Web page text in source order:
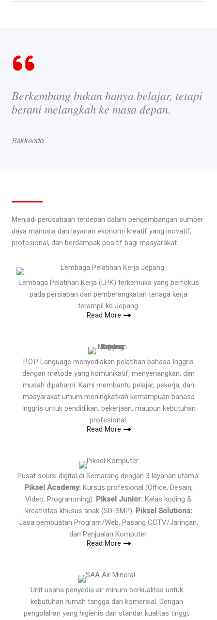
Berkembang bukan hanya belajar, tetapi
berani melangkah ke masa depan.
Rakkendo
Menjadi perusahaan terdepan dalam pengembangan sumber
daya manusia dan layanan ekonomi kreatif yang inovatif,
profesional, dan berdampak positif bagi masyarakat.
Lembaga Pelatihan Kerja (LPK) terkemuka yang berfokus
pada persiapan dan pemberangkatan tenaga kerja
terampil ke Jepang.
Read More
P.O.P Language menyediakan pelatihan bahasa Inggris
dengan metode yang komunikatif, menyenangkan, dan
mudah dipahami. Kami membantu pelajar, pekerja, dan
masyarakat umum meningkatkan kemampuan bahasa
Inggris untuk pendidikan, pekerjaan, maupun kebutuhan
profesional.
Read More
Pusat solusi digital di Semarang dengan 3 layanan utama:
Piksel Academy: Kursus profesional (Office, Desain,
Video, Programming). Piksel Junior: Kelas koding &
kreativitas khusus anak (SD-SMP). Piksel Solutions:
Jasa pembuatan Program/Web, Pasang CCTV/Jaringan,
dan Penjualan Komputer.
Read More
Unit usaha penyedia air minum berkualitas untuk
kebutuhan rumah tangga dan komersial. Dengan
pengolahan yang higienis dan standar kualitas tinggi,